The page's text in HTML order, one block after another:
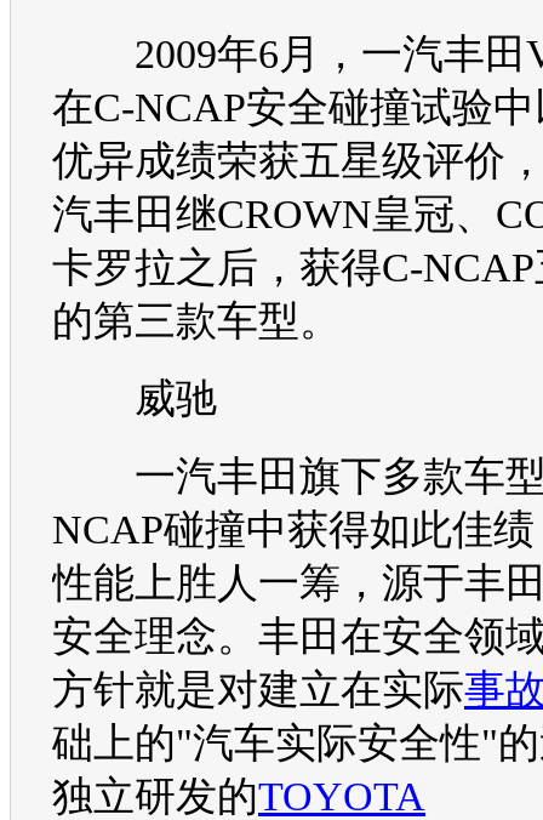
2009年6月， 一汽丰田
在C-NCAP安全碰撞试验
优异成绩荣获五星级评价
汽丰田继CROWN皇冠、
卡罗拉之后，获得C-NCAP
的第三款车型。
威驰
一汽丰田旗下多款车
NCAP碰撞中获得如此佳
性能上胜人一筹，源于丰
安全理念。 丰田在安全领
方针就是对建立在实际事
础上的"汽车实际安全性"
独立研发的TOYOTA